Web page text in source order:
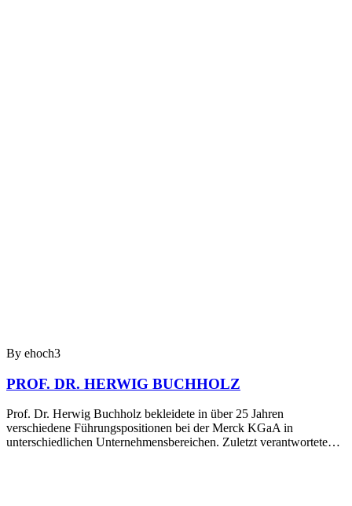
By ehoch3
PROF. DR. HERWIG BUCHHOLZ
Prof. Dr. Herwig Buchholz bekleidete in über 25 Jahren
verschiedene Führungspositionen bei der Merck KGaA in
unterschiedlichen Unternehmensbereichen. Zuletzt verantwortete…